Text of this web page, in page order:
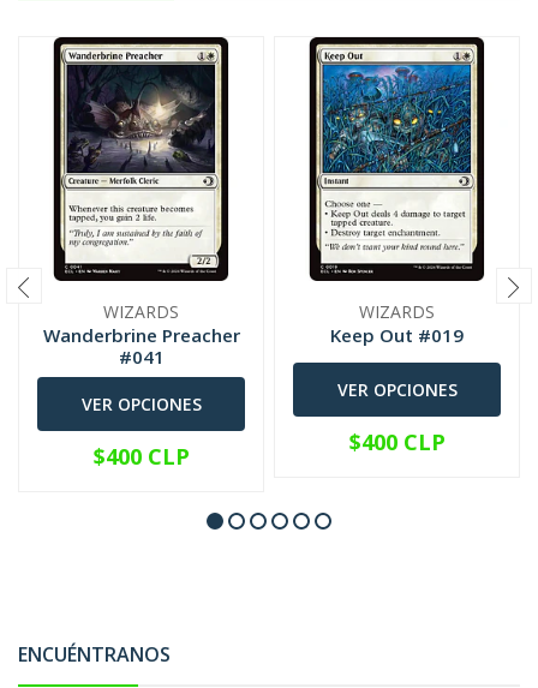
WIZARDS
Wanderbrine Preacher
#041
VER OPCIONES
$400 CLP
WIZARDS
Keep Out #019
VER OPCIONES
$400 CLP
ENCUÉNTRANOS